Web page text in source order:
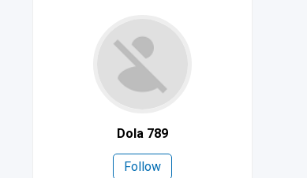
Dola 789
Follow